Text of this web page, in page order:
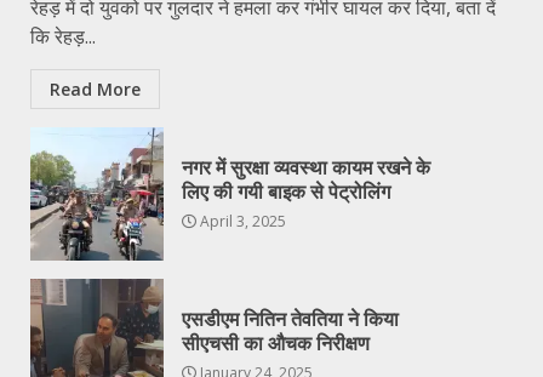
रेहड़ में दो युवको पर गुलदार ने हमला कर गंभीर घायल कर दिया, बता दें
कि रेहड़...
Read More
नगर में सुरक्षा व्यवस्था कायम रखने के
लिए की गयी बाइक से पेट्रोलिंग
April 3, 2025
एसडीएम नितिन तेवतिया ने किया
सीएचसी का औचक निरीक्षण
January 24, 2025